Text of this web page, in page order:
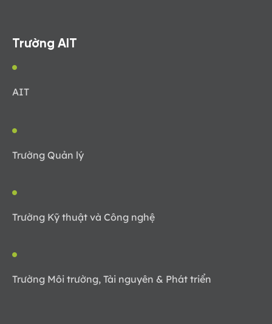
Trường AIT
AIT
Trường Quản lý
Trường Kỹ thuật và Công nghệ
Trường Môi trường, Tài nguyên & Phát triển